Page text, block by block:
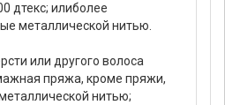
дтекс; илиболее
металлической нитью.
или другого волоса
пряжа, кроме пряжи,
нитью;